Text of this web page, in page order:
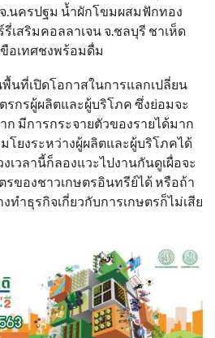
.นครปฐม น้ำผักโขมผสมฟักทอง
เสริมคอลลาเจน จ.ชลบุรี ชาเห็ด
อเทศชงพร้อมดื่ม
นที่เปิดโอกาสในการแลกเปลี่ยน
รกรผู้ผลิตและผู้บริโภค ซึ่งย่อมจะ
ก มีการกระจายตัวของรายได้มาก
โยงระหว่างผู้ผลิตและผู้บริโภคได้
เวลานี้ก็ลองแวะไปงานกันดูเผื่อจะ
รของชาวเกษตรอินทรีย์ได้ หรือถ้า
ทำธุรกิจเกี่ยวกับการเกษตรก็ไม่เสีย